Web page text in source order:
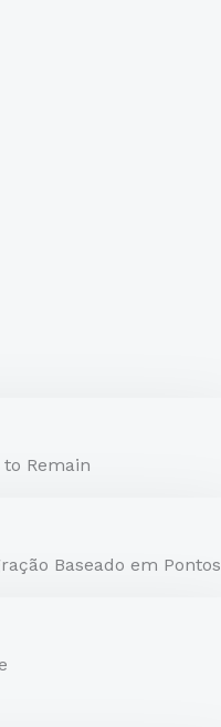
Remain
Baseado em Pontos